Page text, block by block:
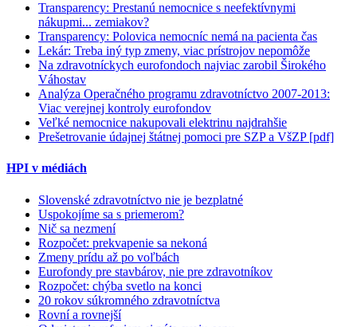
Transparency: Prestanú nemocnice s neefektívnymi
nákupmi... zemiakov?
Transparency: Polovica nemocníc nemá na pacienta čas
Lekár: Treba iný typ zmeny, viac prístrojov nepomôže
Na zdravotníckych eurofondoch najviac zarobil Širokého
Váhostav
Analýza Operačného programu zdravotníctvo 2007-2013:
Viac verejnej kontroly eurofondov
Veľké nemocnice nakupovali elektrinu najdrahšie
Prešetrovanie údajnej štátnej pomoci pre SZP a VšZP [pdf]
HPI v médiách
Slovenské zdravotníctvo nie je bezplatné
Uspokojíme sa s priemerom?
Nič sa nezmení
Rozpočet: prekvapenie sa nekoná
Zmeny prídu až po voľbách
Eurofondy pre stavbárov, nie pre zdravotníkov
Rozpočet: chýba svetlo na konci
20 rokov súkromného zdravotníctva
Rovní a rovnejší